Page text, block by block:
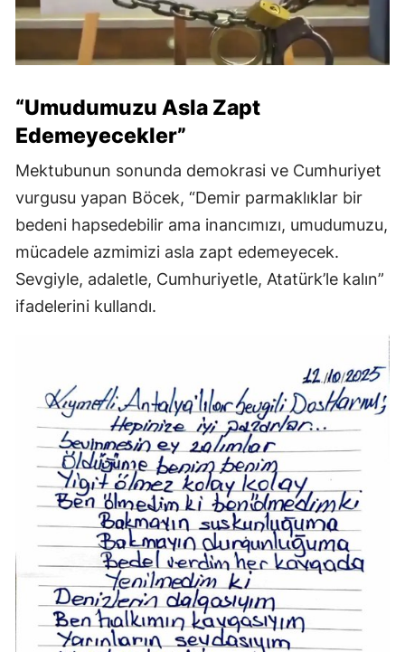
“Umudumuzu Asla Zapt
Edemeyecekler”
Mektubunun sonunda demokrasi ve Cumhuriyet
vurgusu yapan Böcek, “Demir parmaklıklar bir
bedeni hapsedebilir ama inancımızı, umudumuzu,
mücadele azmimizi asla zapt edemeyecek.
Sevgiyle, adaletle, Cumhuriyetle, Atatürk’le kalın”
ifadelerini kullandı.